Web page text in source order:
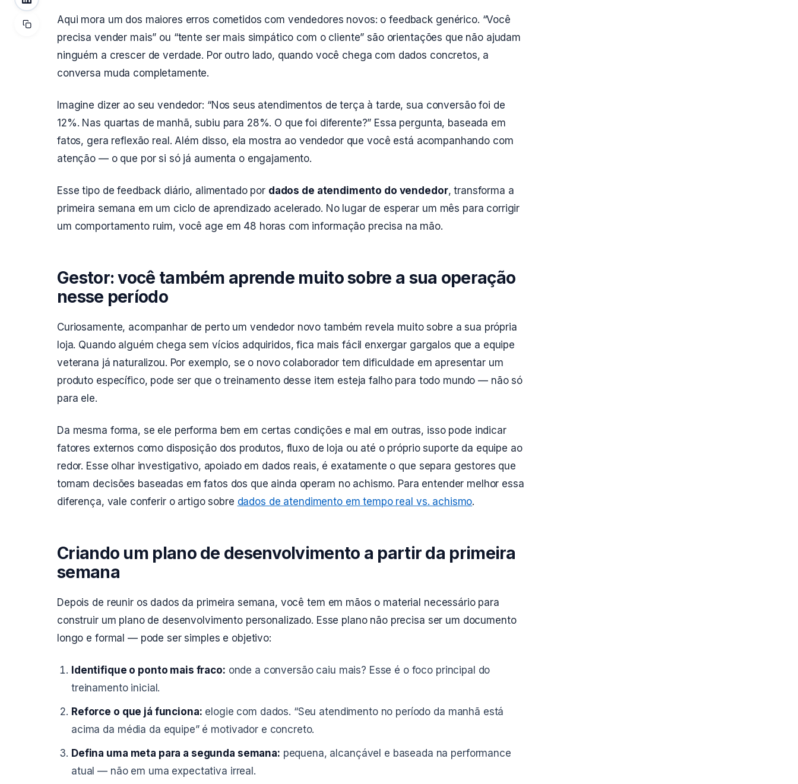
Aqui mora um dos maiores erros cometidos com vendedores novos: o feedback genérico. “Você
precisa vender mais” ou “tente ser mais simpático com o cliente” são orientações que não ajudam
ninguém a crescer de verdade. Por outro lado, quando você chega com dados concretos, a
conversa muda completamente.
Imagine dizer ao seu vendedor: “Nos seus atendimentos de terça à tarde, sua conversão foi de
12%. Nas quartas de manhã, subiu para 28%. O que foi diferente?” Essa pergunta, baseada em
fatos, gera reflexão real. Além disso, ela mostra ao vendedor que você está acompanhando com
atenção — o que por si só já aumenta o engajamento.
Esse tipo de feedback diário, alimentado por dados de atendimento do vendedor, transforma a
primeira semana em um ciclo de aprendizado acelerado. No lugar de esperar um mês para corrigir
um comportamento ruim, você age em 48 horas com informação precisa na mão.
Gestor: você também aprende muito sobre a sua operação
nesse período
Curiosamente, acompanhar de perto um vendedor novo também revela muito sobre a sua própria
loja. Quando alguém chega sem vícios adquiridos, fica mais fácil enxergar gargalos que a equipe
veterana já naturalizou. Por exemplo, se o novo colaborador tem dificuldade em apresentar um
produto específico, pode ser que o treinamento desse item esteja falho para todo mundo — não só
para ele.
Da mesma forma, se ele performa bem em certas condições e mal em outras, isso pode indicar
fatores externos como disposição dos produtos, fluxo de loja ou até o próprio suporte da equipe ao
redor. Esse olhar investigativo, apoiado em dados reais, é exatamente o que separa gestores que
tomam decisões baseadas em fatos dos que ainda operam no achismo. Para entender melhor essa
diferença, vale conferir o artigo sobre dados de atendimento em tempo real vs. achismo.
Criando um plano de desenvolvimento a partir da primeira
semana
Depois de reunir os dados da primeira semana, você tem em mãos o material necessário para
construir um plano de desenvolvimento personalizado. Esse plano não precisa ser um documento
longo e formal — pode ser simples e objetivo:
Identifique o ponto mais fraco: onde a conversão caiu mais? Esse é o foco principal do
treinamento inicial.
Reforce o que já funciona: elogie com dados. “Seu atendimento no período da manhã está
acima da média da equipe” é motivador e concreto.
Defina uma meta para a segunda semana: pequena, alcançável e baseada na performance
atual — não em uma expectativa irreal.